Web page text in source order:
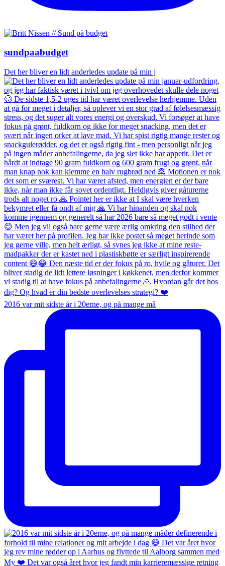
sundpaabudget
Det her bliver en lidt anderledes update på min j
2016 var mit sidste år i 20erne, og på mange må